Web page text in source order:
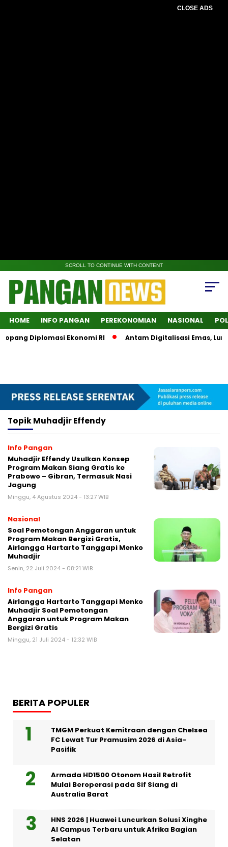
CLOSE ADS
SCROLL TO CONTINUE WITH CONTENT
HOME INFO PANGAN PEREKONOMIAN NASIONAL
Diplomasi Ekonomi RI Antam Digitalisasi Emas,
TopikMuhadjir Effendy
Info Pangan
Muhadjir Effendy Usulkan Konsep
Program Makan Siang Gratis ke
Prabowo – Gibran, Termasuk Nasi
Jagung
Minggu, 4 Agustus 2024 - 13:27 WIB
Nasional
Soal Pemotongan Anggaran untuk
Program Makan Bergizi Gratis,
Airlangga Hartarto Tanggapi Menko
Muhadjir
Senin, 22 Juli 2024 - 08:21 WIB
Info Pangan
Airlangga Hartarto Tanggapi Menko
Muhadjir Soal Pemotongan
Anggaran untuk Program Makan
Bergizi Gratis
Minggu, 21 Juli 2024 - 12:32 WIB
BERITA POPULER
TMGM Perkuat Kemitraan dengan Chelsea
FC Lewat Tur Pramusim 2026 di Asia-
Pasifik
Armada HD1500 Otonom Hasil Retrofit
Mulai Beroperasi pada Sif Siang di
Australia Barat
HNS 2026 | Huawei Luncurkan Solusi Xinghe
AI Campus Terbaru untuk Afrika Bagian
Selatan